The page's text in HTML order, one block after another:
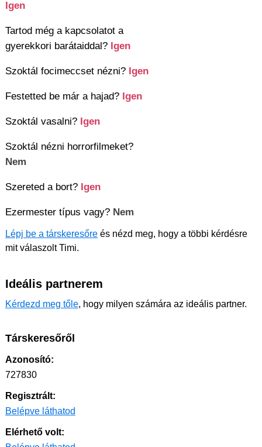
Igen
Tartod még a kapcsolatot a
gyerekkori barátaiddal? Igen
Szoktál focimeccset nézni? Igen
Festetted be már a hajad? Igen
Szoktál vasalni? Igen
Szoktál nézni horrorfilmeket?
Nem
Szereted a bort? Igen
Ezermester típus vagy? Nem
Lépj be a társkeresőre és nézd meg, hogy a többi kérdésre
mit válaszolt Timi.
Ideális partnerem
Kérdezd meg tőle, hogy milyen számára az ideális partner.
Társkeresőről
Azonosító:
727830
Regisztrált:
Belépve láthatod
Elérhető volt: